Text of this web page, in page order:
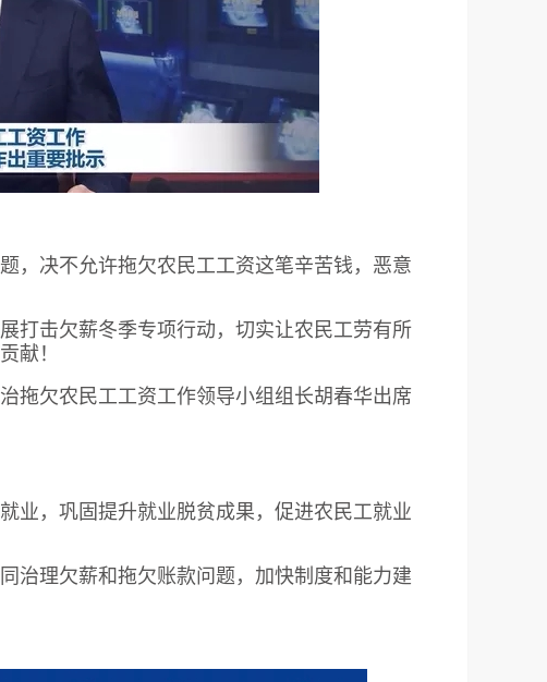
，决不允许拖欠农民工工资这笔辛苦钱，恶意
打击欠薪冬季专项行动，切实让农民工劳有所
献！
拖欠农民工工资工作领导小组组长胡春华出席
业，巩固提升就业脱贫成果，促进农民工就业
治理欠薪和拖欠账款问题，加快制度和能力建